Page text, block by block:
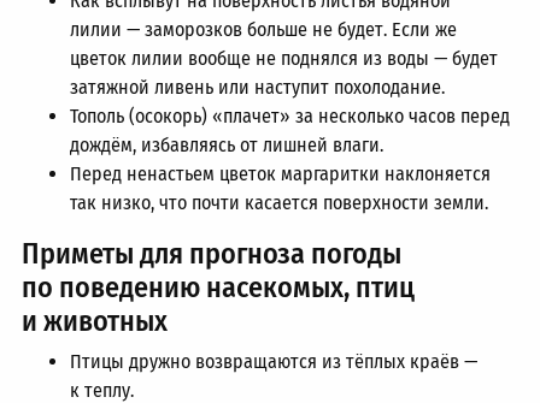
лилии — заморозков больше не будет. Если же
цветок лилии вообще не поднялся из воды — будет
затяжной ливень или наступит похолодание.
Тополь (осокорь) «плачет» за несколько часов перед
дождём, избавляясь от лишней влаги.
Перед ненастьем цветок маргаритки наклоняется
так низко, что почти касается поверхности земли.
Приметы для прогноза погоды
по поведению насекомых, птиц
и животных
Птицы дружно возвращаются из тёплых краёв —
к теплу.